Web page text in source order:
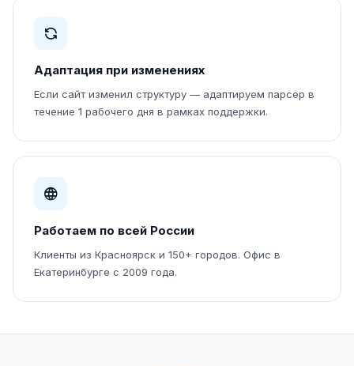
Адаптация при изменениях
Если сайт изменил структуру — адаптируем парсер в
течение 1 рабочего дня в рамках поддержки.
Работаем по всей России
Клиенты из Красноярск и 150+ городов. Офис в
Екатеринбурге с 2009 года.